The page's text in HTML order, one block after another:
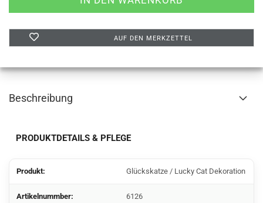
AUF DEN MERKZETTEL
Beschreibung
PRODUKTDETAILS & PFLEGE
Produkt: Glückskatze / Lucky Cat Dekoration
Artikelnummber: 6126